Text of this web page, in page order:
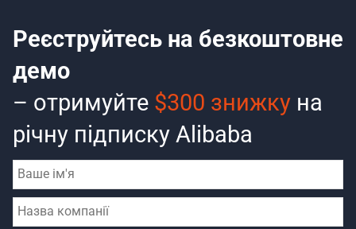
Реєструйтесь на безкоштовне
демо
– отримуйте $300 знижку на
річну підписку Alibaba